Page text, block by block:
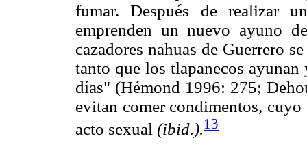
fumar. Después de realizar
emprenden un nuevo ayuno
cazadores nahuas de Guerrero
tanto que los tlapanecos
días" (Hémond 1996: 275;
evitan comer condimentos,
acto sexual (ibid.).13